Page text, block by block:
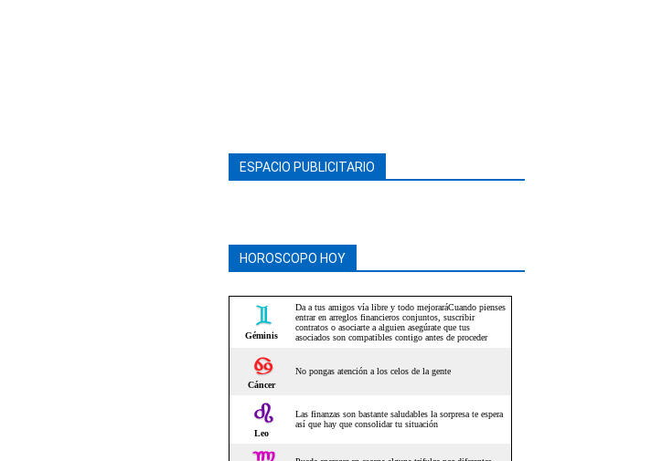
ESPACIO PUBLICITARIO
HOROSCOPO HOY